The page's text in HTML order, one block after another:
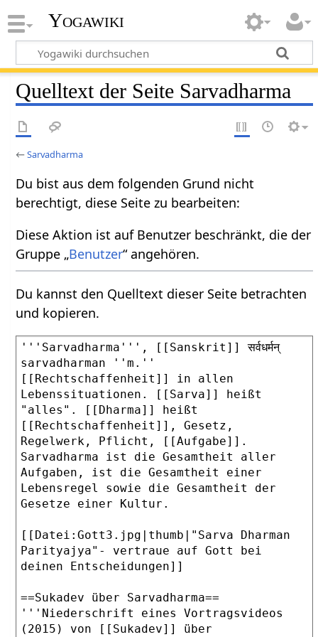
Yogawiki
Quelltext der Seite Sarvadharma
←Sarvadharma
Du bist aus dem folgenden Grund nicht
berechtigt, diese Seite zu bearbeiten:
Diese Aktion ist auf Benutzer beschränkt, die der
Gruppe „Benutzer“ angehören.
Du kannst den Quelltext dieser Seite betrachten
und kopieren.